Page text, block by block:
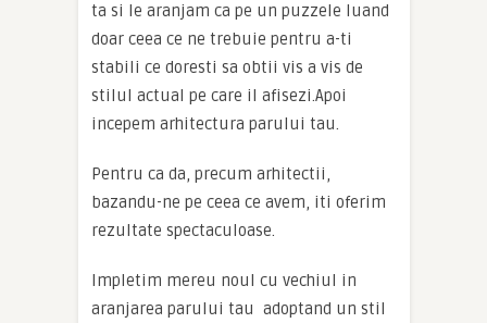
ta si le aranjam ca pe un puzzele luand
doar ceea ce ne trebuie pentru a-ti
stabili ce doresti sa obtii vis a vis de
stilul actual pe care il afisezi.Apoi
incepem arhitectura parului tau.
Pentru ca da, precum arhitectii,
bazandu-ne pe ceea ce avem, iti oferim
rezultate spectaculoase.
Impletim mereu noul cu vechiul in
aranjarea parului tau adoptand un stil